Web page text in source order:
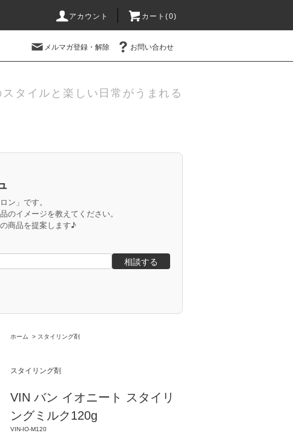
アカウント カート(0)
メルマガ登録・解除 お問い合わせ
タイルと楽しい日常がうまれる
ン」です。
のイメージを教えてください。
商品を提案します♪
相談する
ホーム > スタイリング剤
スタイリング剤
VIN バン イオニート スタイリ
ングミルク120g
VIN-IO-M120